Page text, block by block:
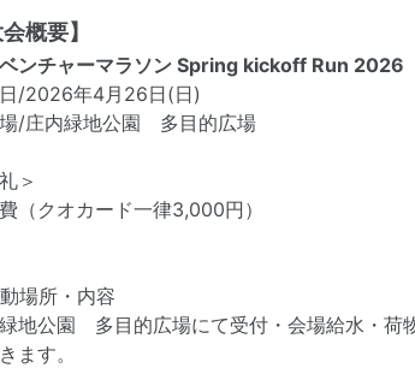
会概要】
ンチャーマラソン Spring kickoff Run 2026
/2026年4月26日(日)
/庄内緑地公園 多目的広場
＞
（クオカード一律3,000円）
場所・内容
地公園 多目的広場にて受付・会場給水・荷
ます。